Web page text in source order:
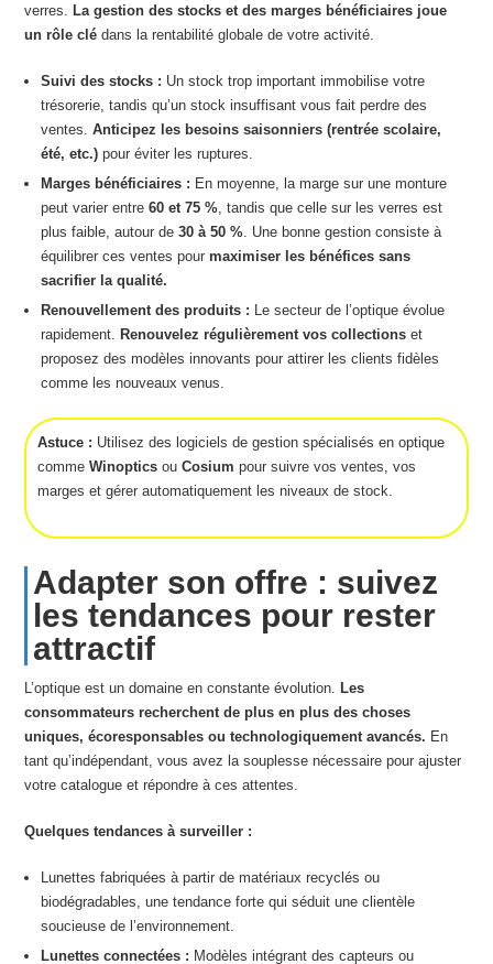
verres.La gestion des stocks et des marges bénéficiaires joue
un rôle clé dans la rentabilité globale de votre activité.
Suivi des stocks : Un stock trop important immobilise votre
trésorerie, tandis qu’un stock insuffisant vous fait perdre des
ventes.Anticipez les besoins saisonniers (rentrée scolaire,
été, etc.) pour éviter les ruptures.
Marges bénéficiaires : En moyenne, la marge sur une monture
peut varier entre60 et 75 % , tandis que celle sur les verres est
plus faible, autour de30 à 50 % . Une bonne gestion consiste à
équilibrer ces ventes pourmaximiser les bénéfices sans
sacrifier la qualité.
Renouvellement des produits : Le secteur de l’optique évolue
rapidement.Renouvelez régulièrement vos collections et
proposez des modèles innovants pour attirer les clients fidèles
comme les nouveaux venus.
Astuce : Utilisez des logiciels de gestion spécialisés en optique
commeWinoptics ouCosium pour suivre vos ventes, vos
marges et gérer automatiquement les niveaux de stock.
Adapter son offre : suivez
les tendances pour rester
attractif
L’optique est un domaine en constante évolution.Les
consommateurs recherchent de plus en plus des choses
uniques, écoresponsables ou technologiquement avancés. En
tant qu’indépendant, vous avez la souplesse nécessaire pour ajuster
votre catalogue et répondre à ces attentes.
Quelques tendances à surveiller :
Lunettes fabriquées à partir de matériaux recyclés ou
biodégradables, une tendance forte qui séduit une clientèle
soucieuse de l’environnement.
Lunettes connectées : Modèles intégrant des capteurs ou